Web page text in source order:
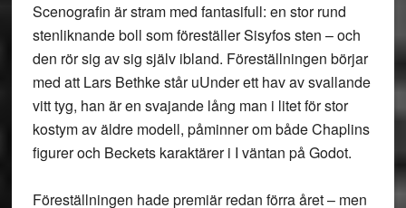
Scenografin är stram med fantasifull: en stor rund
stenliknande boll som föreställer Sisyfos sten – och
den rör sig av sig själv ibland. Föreställningen börjar
med att Lars Bethke står uUnder ett hav av svallande
vitt tyg, han är en svajande lång man i litet för stor
kostym av äldre modell, påminner om både Chaplins
figurer och Beckets karaktärer i I väntan på Godot.
Föreställningen hade premiär redan förra året – men